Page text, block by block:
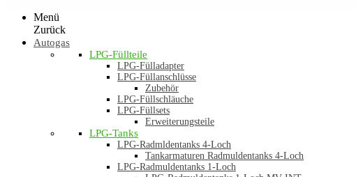
Menü
Zurück
Autogas
LPG-Füllteile
LPG-Fülladapter
LPG-Füllanschlüsse
Zubehör
LPG-Füllschläuche
LPG-Füllsets
Erweiterungsteile
LPG-Tanks
LPG-Radmldentanks 4-Loch
Tankarmaturen Radmuldentanks 4-Loch
LPG-Radmuldentanks 1-Loch